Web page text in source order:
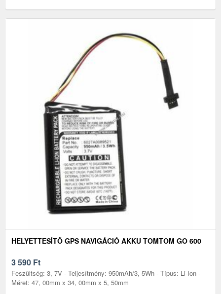
HELYETTESÍTŐ GPS NAVIGÁCIÓ AKKU TOMTOM GO 600
3 590 Ft
Feszültség: 3, 7V - Teljesítmény: 950mAh/3, 5Wh - Típus: Li-Ion -
Méret: 47, 00mm x 34, 00mm x 5, 50mm